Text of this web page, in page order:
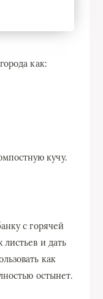
как:
кучу.
с горячей
и дать
как
остынет.